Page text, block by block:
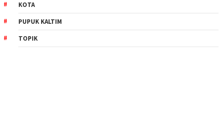
KOTA
PUPUK KALTIM
TOPIK